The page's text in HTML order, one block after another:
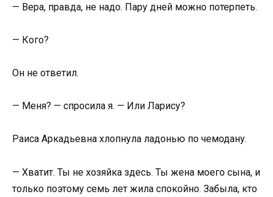
— Вера, правда, не надо. Пару дней можно потерпеть.
— Кого?
Он не ответил.
— Меня? — спросила я. — Или Ларису?
Раиса Аркадьевна хлопнула ладонью по чемодану.
— Хватит. Ты не хозяйка здесь. Ты жена моего сына, и
только поэтому семь лет жила спокойно. Забыла, кто